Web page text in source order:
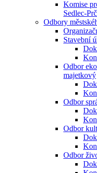
Komise
Sedlec-
Odbory
Stavební
Odbor
majetkový
Odbor
Odbor
Odbor